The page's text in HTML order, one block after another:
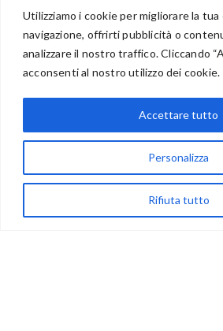
Utilizziamo i cookie per migliorare la tua
navigazione, offrirti pubblicità o
analizzare il nostro traffico. Cliccando
acconsenti al nostro utilizzo dei cookie.
Personalizza
Rifiuta tutto
Accettare tutto
via Acqua delle Noci 12
83024 Monteforte Irpino (AV)
(+39) 081-7777233